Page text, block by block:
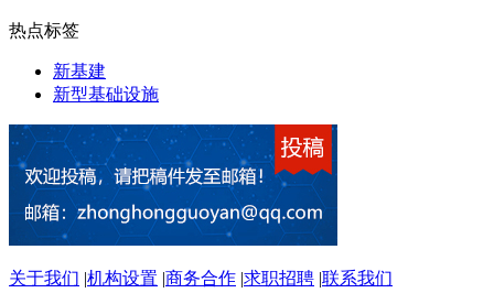
热点标签
新基建
新型基础设施
关于我们 |机构设置 |商务合作 |求职招聘 |联系我们